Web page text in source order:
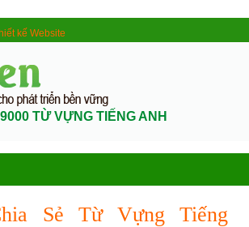
kế Website
TỪ VỰNG TIẾNG ANH
Sẻ Từ Vựng Tiếng